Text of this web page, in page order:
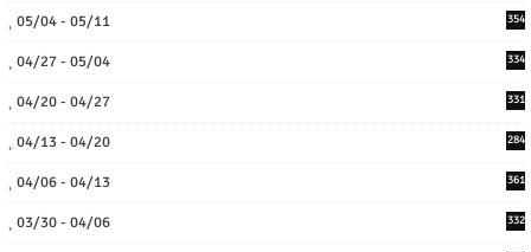
05/04 - 05/11 354
04/27 - 05/04 334
04/20 - 04/27 331
04/13 - 04/20 284
04/06 - 04/13 361
03/30 - 04/06 332